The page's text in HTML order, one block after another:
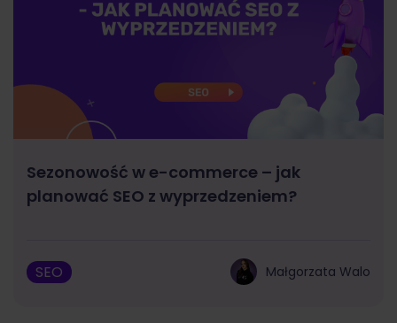
Sezonowość w e-commerce – jak
planować SEO z wyprzedzeniem?
SEO Małgorzata Walo